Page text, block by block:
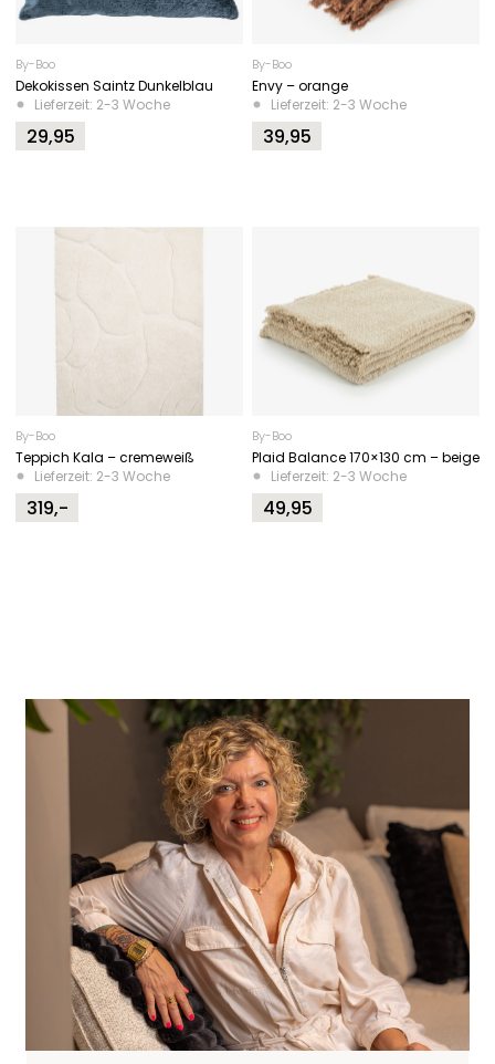
By-Boo
Dekokissen Saintz Dunkelblau
Lieferzeit: 2-3 Woche
29,95
By-Boo
Envy – orange
Lieferzeit: 2-3 Woche
39,95
By-Boo
Teppich Kala – cremeweiß
Lieferzeit: 2-3 Woche
319,-
By-Boo
Plaid Balance 170×130 cm – beige
Lieferzeit: 2-3 Woche
49,95